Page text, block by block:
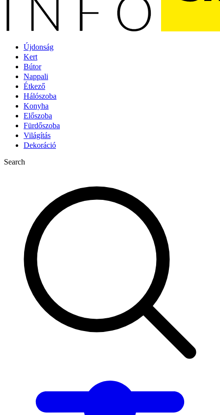
Újdonság
Kert
Bútor
Nappali
Étkező
Hálószoba
Konyha
Előszoba
Fürdőszoba
Világítás
Dekoráció
Search